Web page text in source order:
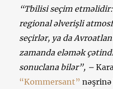
“Tbilisi seçim
regional əlverişli
seçirlər, ya da
zamanda eləmək
sonuclana bilər”, –
“Kommersant”